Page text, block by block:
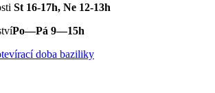
St 16-17h, Ne 12-13h
Po—Pá 9—15h
doba baziliky